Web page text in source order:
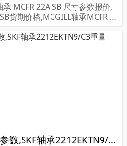
承 MCFR 22A SB 尺寸参数报价,
货期价格,MCGILL轴承MCFR 2
2212EKTN9/C3轴承参数,SKF轴承2212EKTN9/C3重量